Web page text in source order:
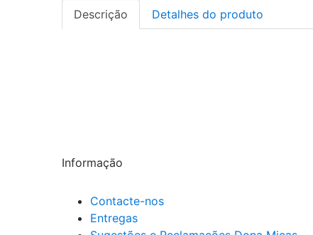
Descrição
Detalhes do produto
Informação
Contacte-nos
Entregas